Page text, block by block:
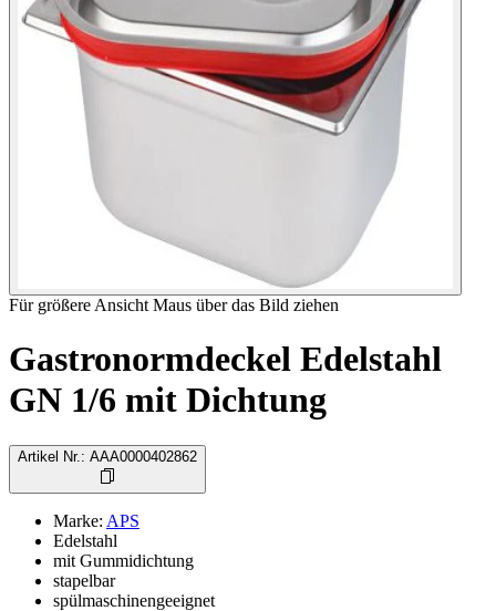
Für größere Ansicht Maus über das Bild ziehen
Gastronormdeckel Edelstahl
GN 1/6 mit Dichtung
Artikel Nr. : AAA0000402862
Marke: APS
Edelstahl
mit Gummidichtung
stapelbar
spülmaschinengeeignet